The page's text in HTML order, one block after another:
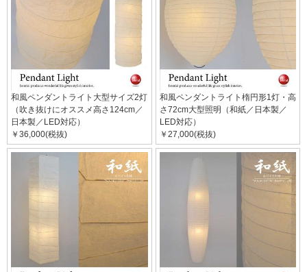
和風ペンダントライト大型サイズ2灯
（吹き抜けにオススメ高さ124cm／
日本製／LED対応）
￥36,000(税抜)
和風ペンダントライト楕円形1灯・高
さ72cm大型照明（和紙／日本製／
LED対応）
￥27,000(税抜)